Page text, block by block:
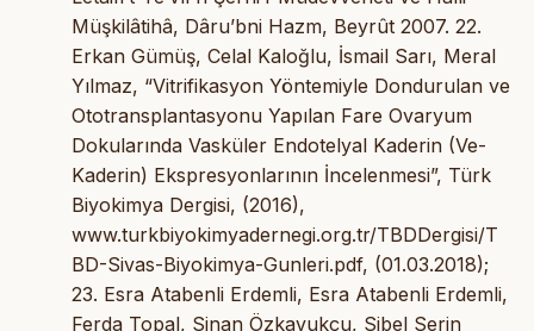
Müşkilâtihâ, Dâru’bni Hazm, Beyrût 2007. 22.
Erkan Gümüş, Celal Kaloğlu, İsmail Sarı, Meral
Yılmaz, “Vitrifikasyon Yöntemiyle Dondurulan ve
Ototransplantasyonu Yapılan Fare Ovaryum
Dokularında Vasküler Endotelyal Kaderin (Ve-
Kaderin) Ekspresyonlarının İncelenmesi”, Türk
Biyokimya Dergisi, (2016),
www.turkbiyokimyadernegi.org.tr/TBDDergisi/T
BD-Sivas-Biyokimya-Gunleri.pdf, (01.03.2018);
23. Esra Atabenli Erdemli, Esra Atabenli Erdemli,
Ferda Topal, Sinan Özkavukçu, Sibel Serin